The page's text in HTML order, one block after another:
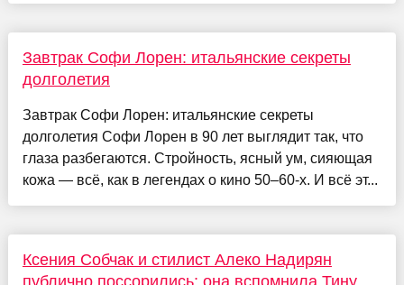
Завтрак Софи Лорен: итальянские секреты
долголетия
Завтрак Софи Лорен: итальянские секреты
долголетия Софи Лорен в 90 лет выглядит так, что
глаза разбегаются. Стройность, ясный ум, сияющая
кожа — всё, как в легендах о кино 50–60-х. И всё эт...
Ксения Собчак и стилист Алеко Надирян